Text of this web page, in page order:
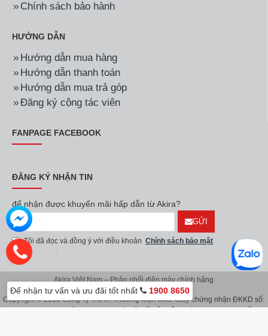
Chính sách bảo hành
HƯỚNG DẪN
Hướng dẫn mua hàng
Hướng dẫn thanh toán
Hướng dẫn mua trả góp
Đăng ký cộng tác viên
FANPAGE FACEBOOK
ĐĂNG KÝ NHẬN TIN
để nhận được khuyến mãi hấp dẫn từ Akira?
GỬI
Tôi đã đọc và đồng ý với điều khoản Chính sách bảo mật
Akira Việt Nam – Phân phối điện máy chính hãng
Copyright © 2018 Công Ty TNHH Thương Mại Akira. Giấy chứng nhận ĐKKD số:
Để nhận tư vấn và ưu đãi tốt nhất 1900 8650